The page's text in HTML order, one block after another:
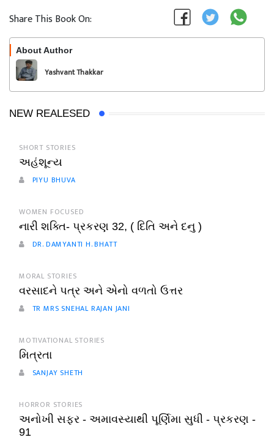
Share This Book On:
About Author
Yashvant Thakkar
NEW REALESED
SHORT STORIES
અહંશૂન્ય
PIYU BHUVA
WOMEN FOCUSED
નારી શક્તિ- પ્રકરણ 32, ( દિતિ અને દનુ )
DR. DAMYANTI H. BHATT
MORAL STORIES
વરસાદને પત્ર અને એનો વળતો ઉત્તર
TR MRS SNEHAL RAJAN JANI
MOTIVATIONAL STORIES
મિત્રતા
SANJAY SHETH
HORROR STORIES
અનોખી સફર - અમાવસ્યાથી પૂર્ણિમા સુધી - પ્રકરણ -
91